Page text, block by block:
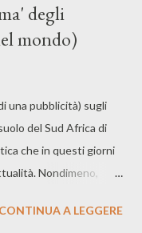
degli
mondo)
una pubblicità) sugli
del Sud Africa di
che in questi giorni
Nondimeno,
CONTINUA A LEGGERE